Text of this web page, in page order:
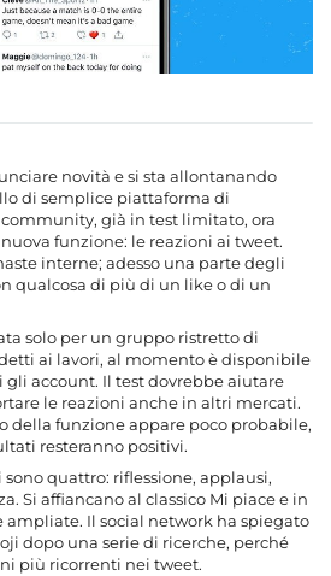
novità e si sta allontanando
di semplice piattaforma di
già in test limitato, ora
funzione: le reazioni ai tweet.
interne; adesso una parte degli
qualcosa di più di un like o di un
solo per un gruppo ristretto di
ai lavori, al momento è disponibile
gli account. Il test dovrebbe aiutare
le reazioni anche in altri mercati.
della funzione appare poco probabile,
resteranno positivi.
sono quattro: riflessione, applausi,
Si affiancano al classico Mi piace e in
ampliate. Il social network ha spiegato
dopo una serie di ricerche, perché
più ricorrenti nei tweet.